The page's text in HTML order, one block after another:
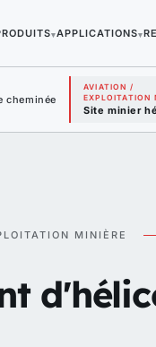
▾APPLICATIONS▾
cheminée
AVIATION /
EXPLOITATION
Site minier
MINIÈRE